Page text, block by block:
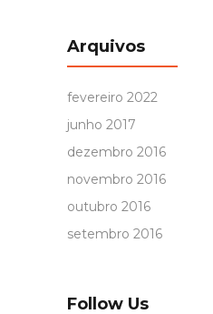
Arquivos
fevereiro 2022
junho 2017
dezembro 2016
novembro 2016
outubro 2016
setembro 2016
Follow Us